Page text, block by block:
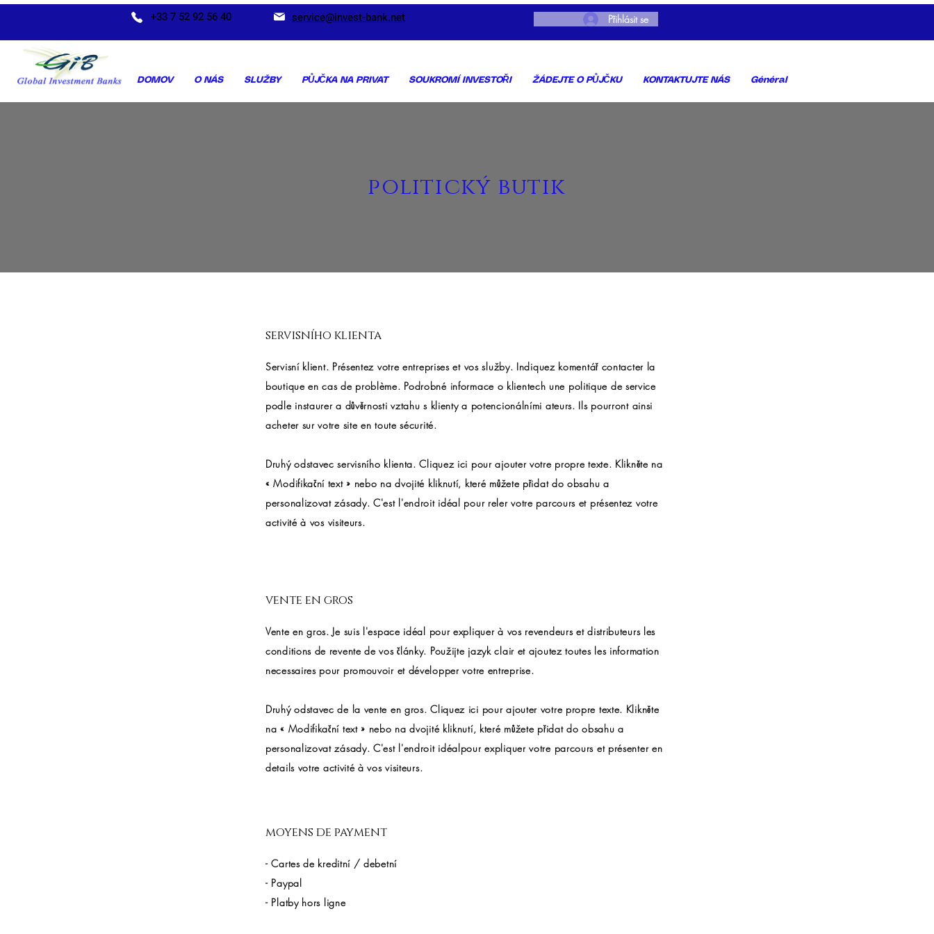
+33 7 52 92 56 40 service@invest-bank.net Přihlásit se
DOMOV O NÁS SLUŽBY PŮJČKA NA PRIVAT SOUKROMÍ INVESTOŘI ŽÁDEJTE O PŮJČKU KONTAKTUJTE NÁS Général
politický butik
servisního klienta
Servisní klient. Présentez votre entreprises et vos služby. Indiquez komentář contacter la
boutique en cas de problème. Podrobné informace o klientech une politique de service
podle instaurer a důvěrnosti vztahu s klienty a potencionálními ateurs. Ils pourront ainsi
acheter sur votre site en toute sécurité.
Druhý odstavec servisního klienta. Cliquez ici pour ajouter votre propre texte. Klikněte na
« Modifikační text » nebo na dvojité kliknutí, které můžete přidat do obsahu a
personalizovat zásady. C'est l'endroit idéal pour reler votre parcours et présentez votre
activité à vos visiteurs.
vente en gros
Vente en gros. Je suis l'espace idéal pour expliquer à vos revendeurs et distributeurs les
conditions de revente de vos články. Použijte jazyk clair et ajoutez toutes les information
necessaires pour promouvoir et développer votre entreprise.
Druhý odstavec de la vente en gros. Cliquez ici pour ajouter votre propre texte. Klikněte
na « Modifikační text » nebo na dvojité kliknutí, které můžete přidat do obsahu a
personalizovat zásady. C'est l'endroit idéalpour expliquer votre parcours et présenter en
details votre activité à vos visiteurs.
moyens de payment
- Cartes de kreditní / debetní
- Paypal
- Platby hors ligne